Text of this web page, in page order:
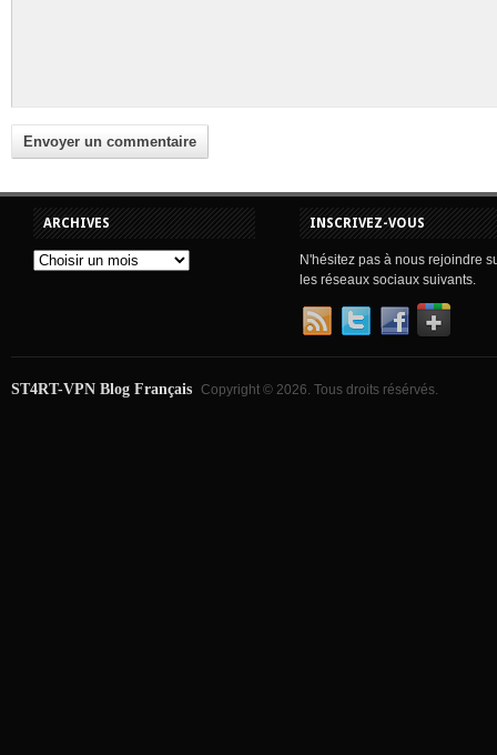
ARCHIVES INSCRIVEZ-VOUS
N'hésitez pas à nous rejoindre
les réseaux sociaux suivants.
ST4RT-VPN Blog Français Copyright © 2026. Tous droits résérvés.